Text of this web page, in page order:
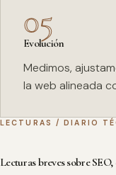
05
Evolución
Medimos,
la web alineada
LECTURAS / DIARIO
Lecturas breves sobre